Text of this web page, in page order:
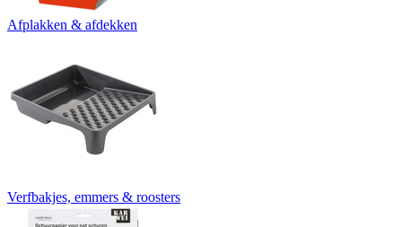
Afplakken & afdekken
Verfbakjes, emmers & roosters